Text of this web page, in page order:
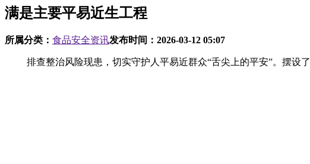
满是主要平易近生工程
所属分类： 食品安全资讯发布时间： 2026-03-12 05:07
排查整治风险现患，切实守护人平易近群众“舌尖上的平安”。摆设